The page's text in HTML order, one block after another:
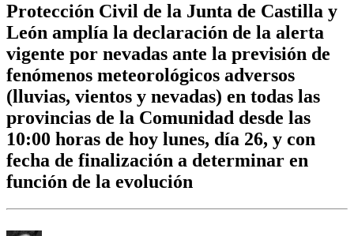
Protección Civil de la Junta de Castilla y
León amplía la declaración de la alerta
vigente por nevadas ante la previsión de
fenómenos meteorológicos adversos
(lluvias, vientos y nevadas) en todas las
provincias de la Comunidad desde las
10:00 horas de hoy lunes, día 26, y con
fecha de finalización a determinar en
función de la evolución